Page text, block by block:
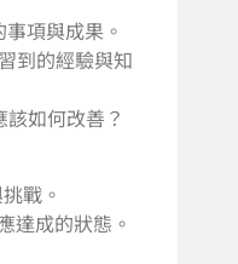
項與成果。
到的經驗與知
如何改善？
戰。
達成的狀態。